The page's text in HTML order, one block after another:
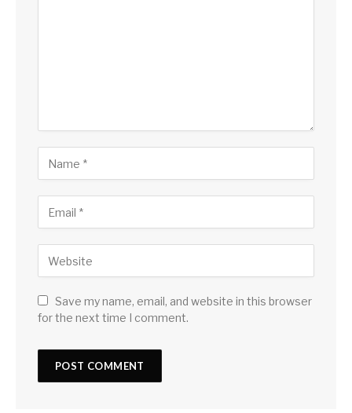
Save my name, email, and website in this browser
for the next time I comment.